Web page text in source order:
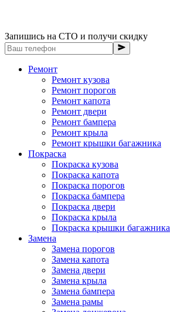
Запишись на СТО и получи скидку
Ремонт
Ремонт кузова
Ремонт порогов
Ремонт капота
Ремонт двери
Ремонт бампера
Ремонт крыла
Ремонт крышки багажника
Покраска
Покраска кузова
Покраска капота
Покраска порогов
Покраска бампера
Покраска двери
Покраска крыла
Покраска крышки багажника
Замена
Замена порогов
Замена капота
Замена двери
Замена крыла
Замена бампера
Замена рамы